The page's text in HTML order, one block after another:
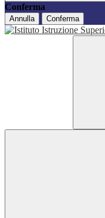
Conferma
Annulla Conferma